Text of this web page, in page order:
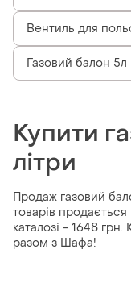
Вентиль для
Газовий балон 5л
Купити
літри
Продаж газовий
товарів
каталозі - 1648 грн.
разом з Шафа!